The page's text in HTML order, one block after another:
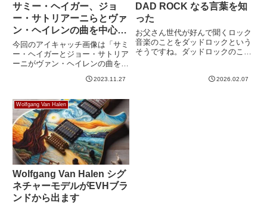
サミー・ヘイガー、ジョ
ー・サトリアーニらとヴァ
ン・ヘイレンの曲を中心に
したツアーを開催へ
今回のアイキャッチ画像は「サミ
ー・ヘイガーとジョー・サトリア
ーニがヴァン・ヘイレンの曲を中
子。晴れた日。野外ステージ。ア
調」を付けないとフォトリアルな
画像が生成されてしまい、これ
は...
2023.11.27
DAD ROCK なる言葉を知
った
お父さん世代が好んで聞くロック
音楽のことをダッドロックという
そうですね。ダッドロックのこと
Dad Rock Bands by Stateアメリ
2026.02.07
Wolfgang Van Halen
Wolfgang Van Halen シグ
ネチャーモデルがEVHブラ
ンドから出ます